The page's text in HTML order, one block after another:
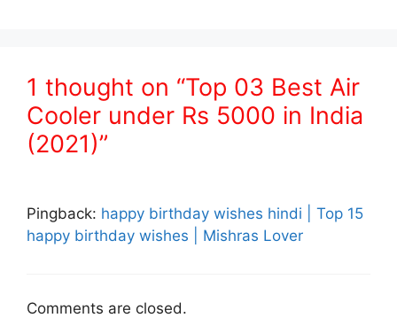
1 thought on “Top 03 Best Air
Cooler under Rs 5000 in India
(2021)”
Pingback: happy birthday wishes hindi | Top 15
happy birthday wishes | Mishras Lover
Comments are closed.